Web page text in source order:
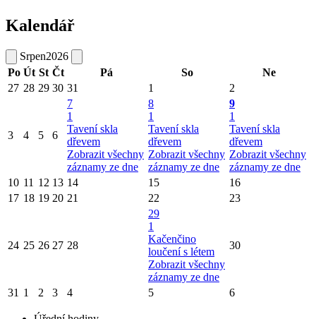
Kalendář
Srpen2026
Po Út St Čt Pá So
Ne
27 28 29 30 31 1 2
3 4 5 6
7
1
Tavení skla
dřevem
Zobrazit všechny
záznamy ze dne
8
1
Tavení skla
dřevem
Zobrazit všechny
záznamy ze dne
9
1
Tavení skla
dřevem
Zobrazit všechny
záznamy ze dne
10 11 12 13 14 15
16
17 18 19 20 21 22 23
24 25 26 27 28
29
1
Kačenčino
loučení s létem
Zobrazit všechny
záznamy ze dne
30
31 1 2 3 4 5 6